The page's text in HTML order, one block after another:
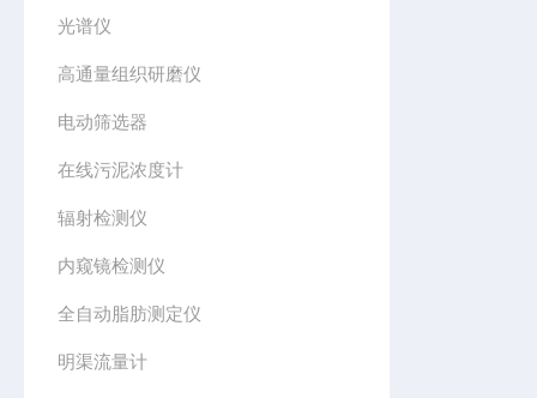
光谱仪
高通量组织研磨仪
电动筛选器
在线污泥浓度计
辐射检测仪
内窥镜检测仪
全自动脂肪测定仪
明渠流量计